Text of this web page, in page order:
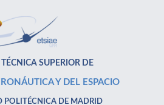
TÉCNICA SUPERIOR DE
Y DEL ESPACIO
POLITÉCNICA DE MADRID